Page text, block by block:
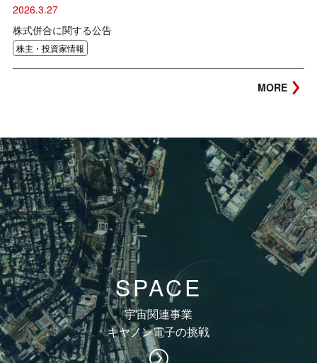
2026.3.27
株式併合に関する公告
株主・投資家情報
MORE
SPACE
宇宙関連事業
キヤノン電子の挑戦